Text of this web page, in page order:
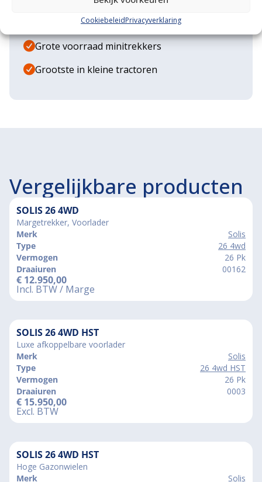
CookiebeleidPrivacyverklaring
Diverse aanbouwwerktuigen
Grote voorraad minitrekkers
Grootste in kleine tractoren
Vergelijkbare producten
SOLIS 26 4WD
Margetrekker, Voorlader
Merk
Solis
Type
26 4wd
Vermogen
26 Pk
Draaiuren
00162
€ 12.950,00
Incl. BTW / Marge
SOLIS 26 4WD HST
Luxe afkoppelbare voorlader
Merk
Solis
Type
26 4wd HST
Vermogen
26 Pk
Draaiuren
0003
€ 15.950,00
Excl. BTW
SOLIS 26 4WD HST
Hoge Gazonwielen
Merk
Solis